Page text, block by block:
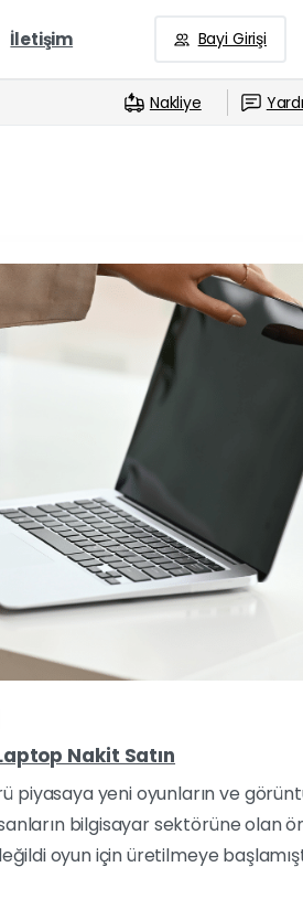
İletişim Bayi Girişi
Nakliye
Nakit Satın
piyasaya yeni oyunların ve
bilgisayar sektörüne olan
oyun için üretilmeye